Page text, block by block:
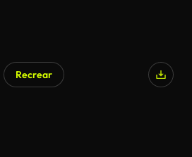
Recrear